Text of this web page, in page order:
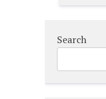
Search